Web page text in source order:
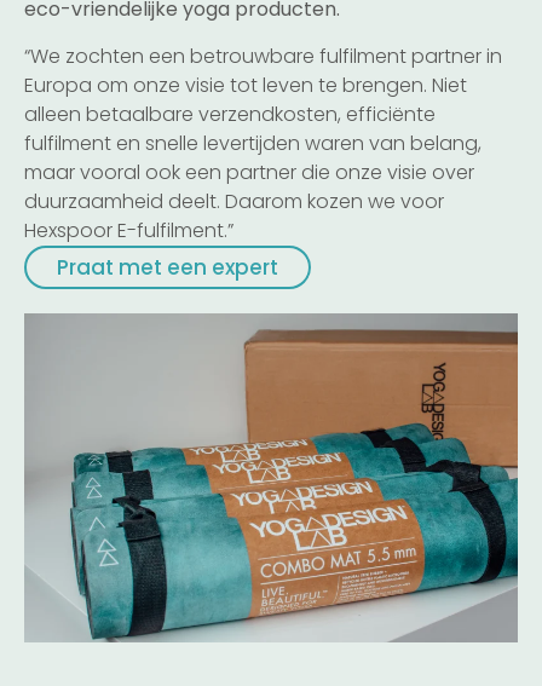
eco-vriendelijke yoga producten.
“We zochten een betrouwbare fulfilment partner in
Europa om onze visie tot leven te brengen. Niet
alleen betaalbare verzendkosten, efficiënte
fulfilment en snelle levertijden waren van belang,
maar vooral ook een partner die onze visie over
duurzaamheid deelt. Daarom kozen we voor
Hexspoor E-fulfilment.”
Praat met een expert